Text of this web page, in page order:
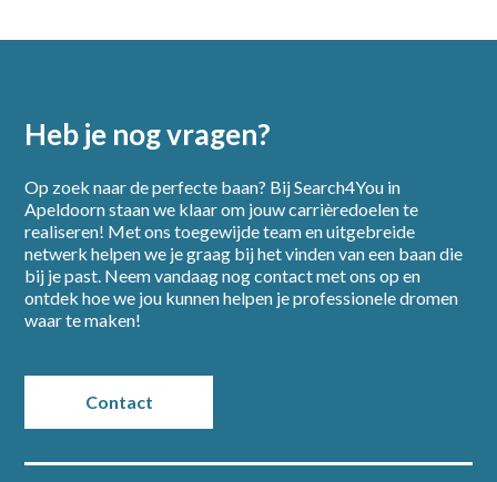
Heb je nog vragen?
Op zoek naar de perfecte baan? Bij Search4You in
Apeldoorn staan we klaar om jouw carrièredoelen te
realiseren! Met ons toegewijde team en uitgebreide
netwerk helpen we je graag bij het vinden van een baan die
bij je past. Neem vandaag nog contact met ons op en
ontdek hoe we jou kunnen helpen je professionele dromen
waar te maken!
Contact